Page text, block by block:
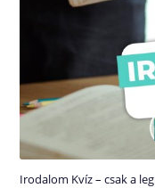
Irodalom Kvíz – csak a